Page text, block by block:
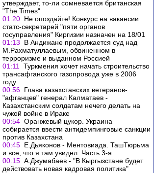
утверждает, то-ли сомневается британская
"The Times"
01:20 Не опоздайте! Конкурс на вакансии
статс-секретарей "пяти органов
госуправления" Киргизии назначен на 18/01
01:13
В Андижане продолжается суд над
М.Рахматуллаевым, обвиненном в
терроризме и выданном Россией
01:11
Туркмения хочет начать строительство
трансафганского газопровода уже в 2006
году
00:56 Глава казахстанских ветеранов-
"афганцев" генерал Калматаев -
Казахстанским солдатам нечего делать на
чужой войне в Ираке
00:54 Оранжевый цукор. Украина
собирается ввести антидемпинговые санкции
против Казахстана
00:45 Е.Дьяконов - Ментовиада. ТашТюрьма
и все, что я там увидел. Часть 3-я
00:15 А.Джумабаев - "В Кыргызстане будет
действовать новая кадровая политика"